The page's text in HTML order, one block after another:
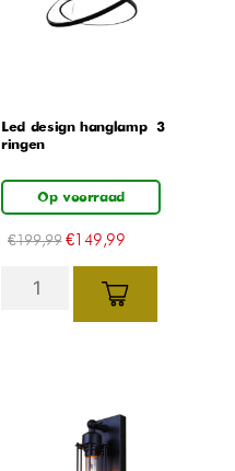
Led design hanglamp – 3
ringen
Op voorraad
€199,99 €149,99